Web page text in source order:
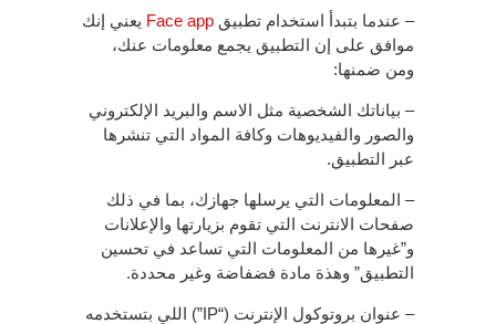
– عندما بتبدأ استخدام تطبيق Face app يعني إنك
موافق على إن التطبيق يجمع معلومات عنك،
ومن ضمنها:
– بياناتك الشخصية مثل الاسم والبريد الإلكتروني
والصور والفيديوهات وكافة المواد التي تنشرها
عبر التطبيق.
– المعلومات التي يرسلها جهازك، بما في ذلك
صفحات الانترنت التي تقوم بزيارتها والإعلانات
و”غيرها من المعلومات التي تساعد في تحسين
التطبيق” وهذة مادة فضفاضة وغير محددة.
– عنوان بروتوكول الإنترنت (“IP”) اللي بتستخدمه